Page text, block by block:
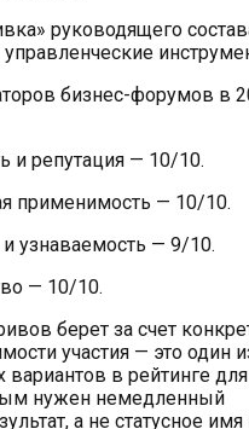
руководящего
бизнес-форумов в
и репутация — 10/10.
применимость — 10/10.
узнаваемость — 9/10.
— 10/10.
берет за счет
участия — это один
в рейтинге для
нужен немедленный
а не статусное имя